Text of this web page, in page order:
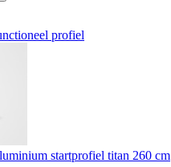
profiel
startprofiel titan 260 cm